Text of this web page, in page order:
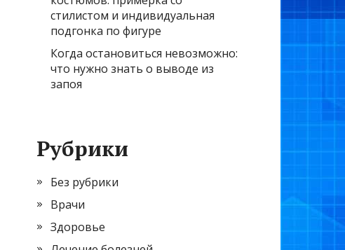
стилистом и индивидуальная
подгонка по фигуре
Когда остановиться невозможно:
что нужно знать о выводе из
запоя
Рубрики
Без рубрики
Врачи
Здоровье